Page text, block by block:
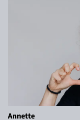
Annette